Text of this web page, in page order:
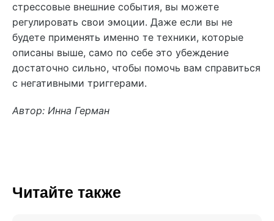
стрессовые внешние события, вы можете
регулировать свои эмоции. Даже если вы не
будете применять именно те техники, которые
описаны выше, само по себе это убеждение
достаточно сильно, чтобы помочь вам справиться
с негативными триггерами.
Автор: Инна Герман
Читайте также